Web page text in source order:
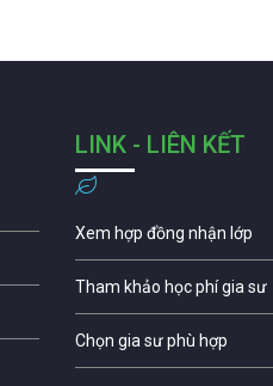
LINK - LIÊN KẾT
Xem hợp đồng nhận lớp
Tham khảo học phí gia sư
Chọn gia sư phù hợp